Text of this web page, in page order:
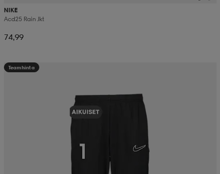
NIKE
Acd25 Rain Jkt
74,99
Teamhinta